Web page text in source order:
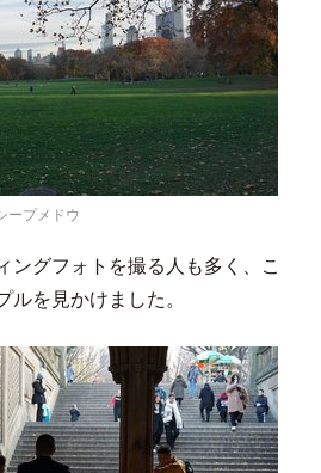
ープメドウ
ングフォトを撮る人も多く、こ
ルを見かけました。